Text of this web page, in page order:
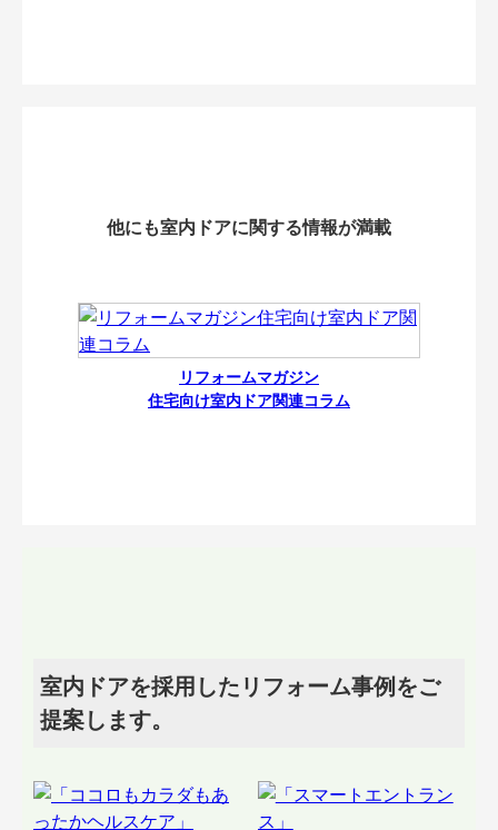
他にも室内ドアに関する情報が満載
リフォームマガジン
住宅向け室内ドア関連コラム
室内ドアを採用したリフォーム事例をご
提案します。